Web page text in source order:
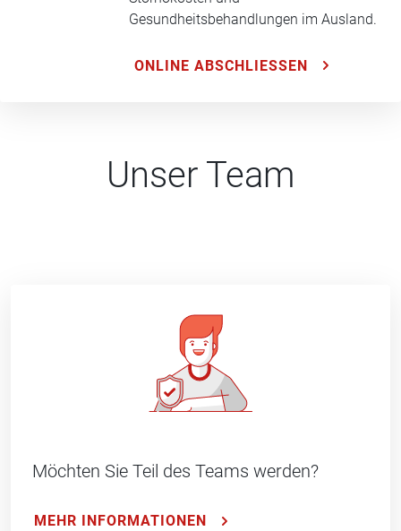
Gesundheitsbehandlungen im Ausland.
ONLINE ABSCHLIESSEN
Unser Team
Möchten Sie Teil des Teams werden?
MEHR INFORMATIONEN